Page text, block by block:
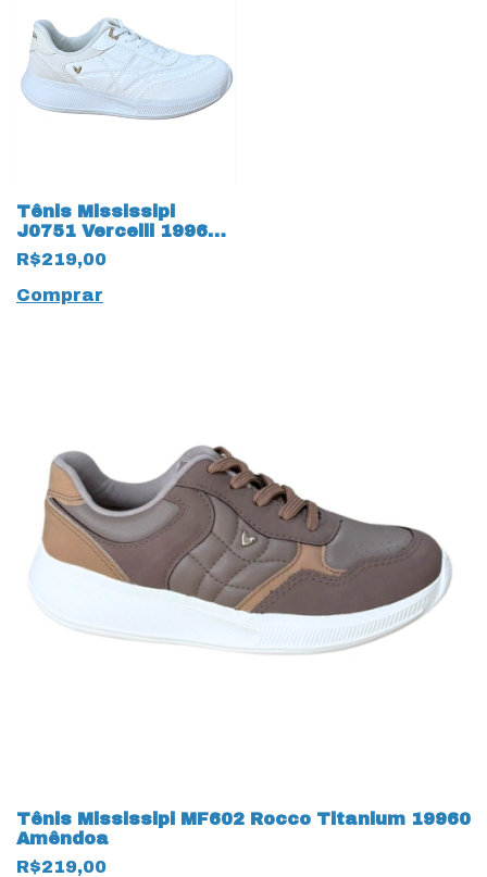
Tênis Mississipi
J0751 Vercelli 19963
New White
R$219,00
Comprar
Tênis Mississipi MF602 Rocco Titanium 19960
Amêndoa
R$219,00